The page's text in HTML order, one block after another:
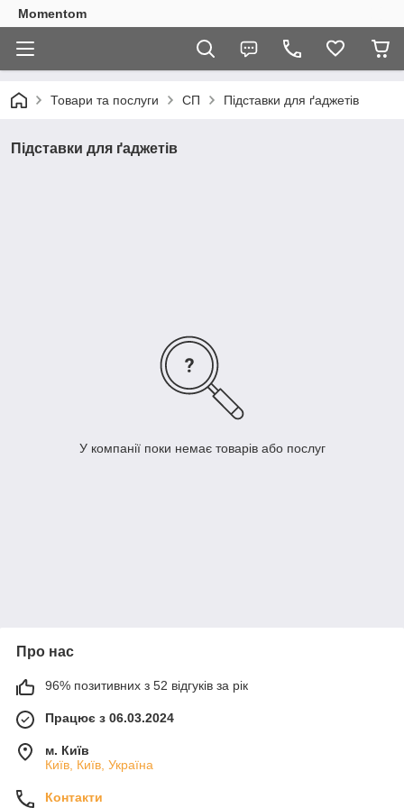
Momentom
Товари та послуги СП Підставки для ґаджетів
Підставки для ґаджетів
У компанії поки немає товарів або послуг
Про нас
96% позитивних з 52 відгуків за рік
Працює з 06.03.2024
м. Київ
Київ, Київ, Україна
Контакти